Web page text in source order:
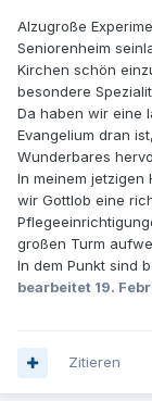
Alzugroße
Seniorenheim
Kirchen schön
besondere
Da haben wir eine
Evangelium dran
Wunderbares
In meinem jetzigen
wir Gottlob eine
großen Turm
In dem Punkt sind
bearbeitet 19.
Zitieren